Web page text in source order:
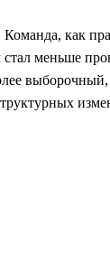
как
меньше